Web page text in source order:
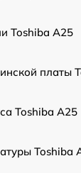
Toshiba A25
платы
Toshiba A25
Toshiba